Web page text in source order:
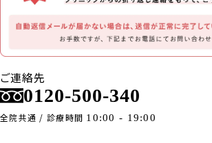
ご連絡先
0120-500-340
全院共通 / 診療時間 10:00 - 19:00